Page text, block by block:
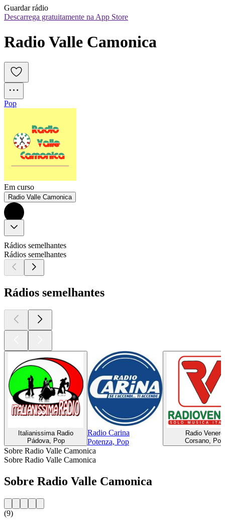
Guardar rádio
Descarrega gratuitamente na App Store
Radio Valle Camonica
Pop
Em curso
Radio Valle Camonica
Rádios semelhantes
Rádios semelhantes
Rádios semelhantes
Italianissima Radio
Pádova, Pop
Radio Carina
Potenza, Pop
Radio Venere
Corsano, Pop
Sobre Radio Valle Camonica
Sobre Radio Valle Camonica
Sobre Radio Valle Camonica
(9)